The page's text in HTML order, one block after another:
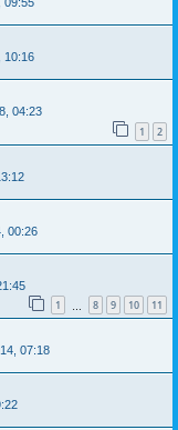
10:16
04:23
1 2
00:26
1 8 9 10 11
07:18